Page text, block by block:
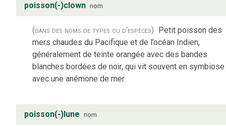
poisson(-)clown nom
(dans des noms de types ou d’espèces) Petit poisson des
mers chaudes du Pacifique et de l’océan Indien,
généralement de teinte orangée avec des bandes
blanches bordées de noir, qui vit souvent en symbiose
avec une anémone de mer.
poisson(-)lune nom